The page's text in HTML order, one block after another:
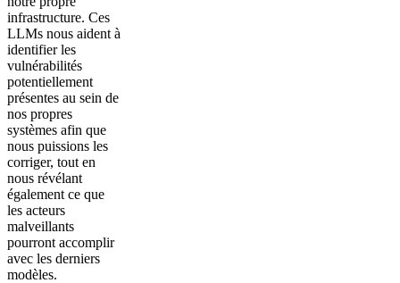
infrastructure. Ces
LLMs nous aident à
identifier les
vulnérabilités
potentiellement
présentes au sein de
nos propres
systèmes afin que
nous puissions les
corriger, tout en
nous révélant
également ce que
les acteurs
malveillants
pourront accomplir
avec les derniers
modèles.